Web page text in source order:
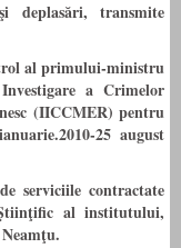
deplasări, transmite
al primului-ministru
a Crimelor
(IICCMER) pentru
25 august
serviciile contractate
al institutului,